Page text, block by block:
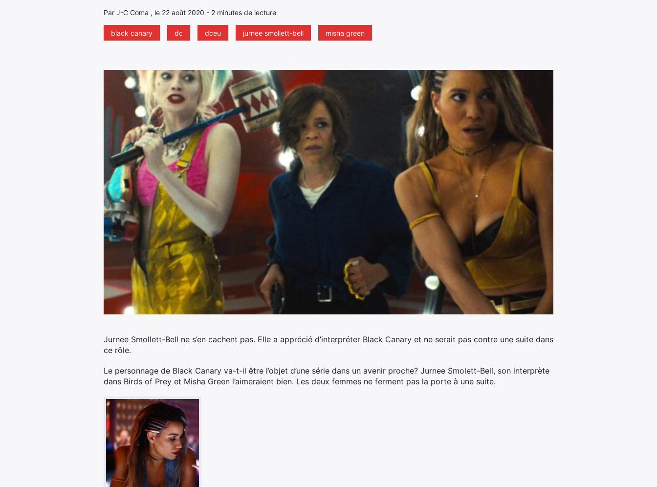
Par J-C Coma , le 22 août 2020 - 2 minutes de lecture
black canary dc dceu jurnee smollett-bell misha green
Jurnee Smollett-Bell ne s’en cachent pas. Elle a apprécié d’interpréter Black Canary et ne serait pas contre une suite dans
ce rôle.
Le personnage de Black Canary va-t-il être l’objet d’une série dans un avenir proche? Jurnee Smolett-Bell, son interprète
dans Birds of Prey et Misha Green l’aimeraient bien. Les deux femmes ne ferment pas la porte à une suite.